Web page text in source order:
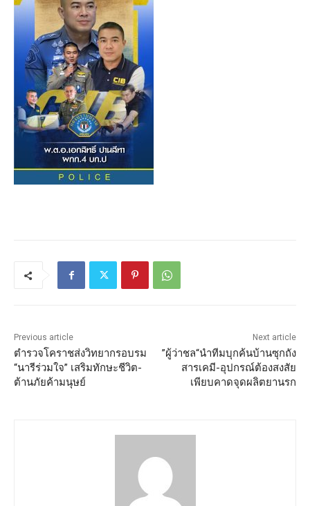
Previous article
ตำรวจโคราชส่งวิทยากรอบรม
“นารีร่วมใจ” เสริมทักษะชีวิต-
ต้านภัยค้ามนุษย์
Next article
”ผู้ว่าชล“นำทีมบุกค้นบ้านซุกถัง
สารเคมี-อุปกรณ์ต้องสงสัย
เพียบคาดจุดผลิตยานรก